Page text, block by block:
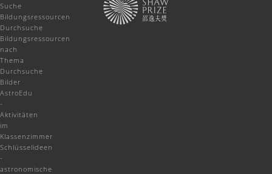
Suche
Bildungsressourcen
Durchsuche
Bildungsressourcen
nach
Thema
Durchsuche
Bilder
AstroEdu
-
Aktivitäten
im
Klassenzimmer
Schlüsselideen
-
astronomische